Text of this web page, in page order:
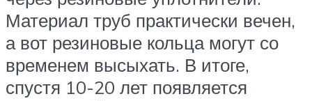
Материал труб практически вечен,
а вот резиновые кольца могут со
временем высыхать. В итоге,
спустя 10-20 лет появляется